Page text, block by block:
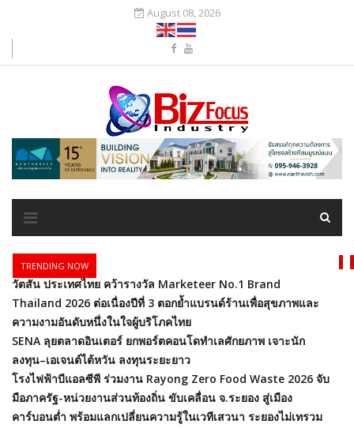
August 08, 2026
TRENDING NOW
วัตสัน ประเทศไทย คว้ารางวัล Marketeer No.1 Brand
Thailand 2026 ต่อเนื่องปีที่ 3 ตอกย้ำแบรนด์ร้านเพื่อสุขภาพและ
ความงามอันดับหนึ่งในใจผู้บริโภคไทย
SENA ลุยตลาดอินเตอร์ ยกพอร์ตคอนโดทำเลศักยภาพ เจาะนัก
ลงทุน–เอเจนต์ไต้หวัน ลงทุนระยะยาว
โรงไฟฟ้าบีแอลซีพี ร่วมงาน Rayong Zero Food Waste 2026 จับ
มือภาครัฐ-หน่วยงานส่วนท้องถิ่น ขับเคลื่อน จ.ระยอง สู่เมือง
คาร์บอนต่ำ พร้อมแลกเปลี่ยนความรู้ในเวทีเสวนา ระยองไม่เทรวม